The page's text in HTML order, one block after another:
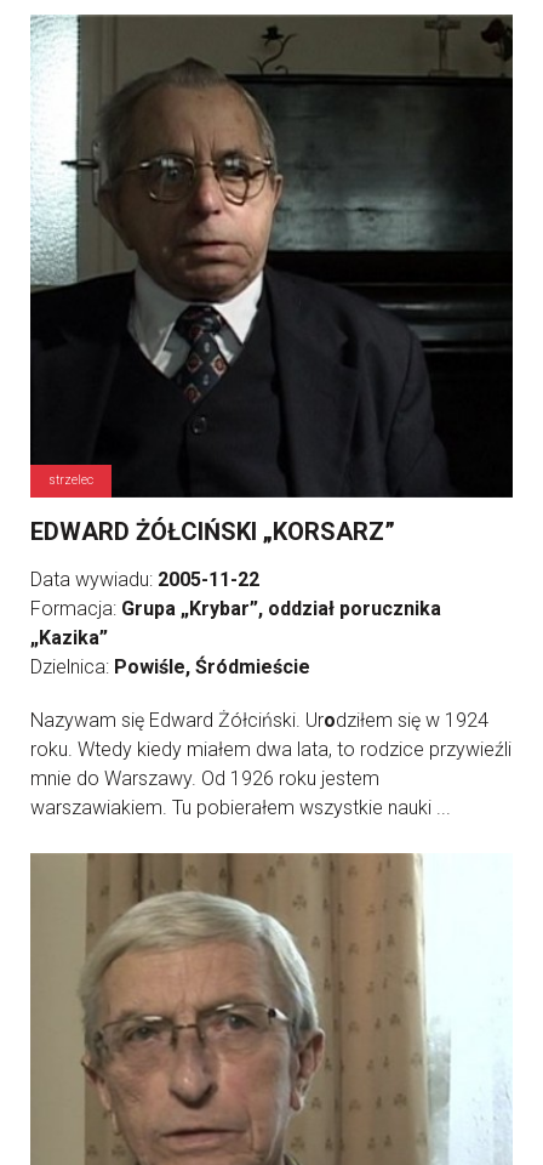
strzelec
EDWARD ŻÓŁCIŃSKI „KORSARZ”
Data wywiadu: 2005-11-22
Formacja: Grupa „Krybar”, oddział porucznika
„Kazika”
Dzielnica: Powiśle, Śródmieście
Nazywam się Edward Żółciński. Urodziłem się w 1924
roku. Wtedy kiedy miałem dwa lata, to rodzice przywieźli
mnie do Warszawy. Od 1926 roku jestem
warszawiakiem. Tu pobierałem wszystkie nauki ...